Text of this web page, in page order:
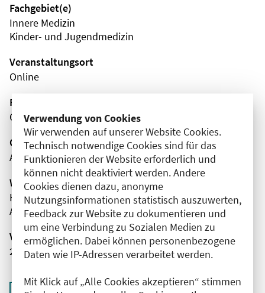
Verwendung von Cookies
Wir verwenden auf unserer Website Cookies.
Technisch notwendige Cookies sind für das
Funktionieren der Website erforderlich und
können nicht deaktiviert werden. Andere
Cookies dienen dazu, anonyme
Nutzungsinformationen statistisch auszuwerten,
Feedback zur Website zu dokumentieren und
um eine Verbindung zu Sozialen Medien zu
ermöglichen. Dabei können personenbezogene
Daten wie IP-Adressen verarbeitet werden.
Mit Klick auf „Alle Cookies akzeptieren“ stimmen
Fachgebiet(e)
Innere Medizin
Kinder- und Jugendmedizin
Veranstaltungsort
Online
Fortbildungsformat
Online
Organisator(en)
AMBOSS SE
Wissenschaftliche Leitung
Herr Emrah Hircin
AMBOSS SE
Veranstaltungsnummer
2761102026032810001